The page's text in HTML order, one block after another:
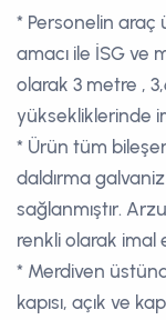
* Personelin araç
amacı ile İSG ve
olarak 3 metre ,
yüksekliklerinde
* Ürün tüm
daldırma
sağlanmıştır.
renkli olarak imal
* Merdiven
kapısı, açık ve